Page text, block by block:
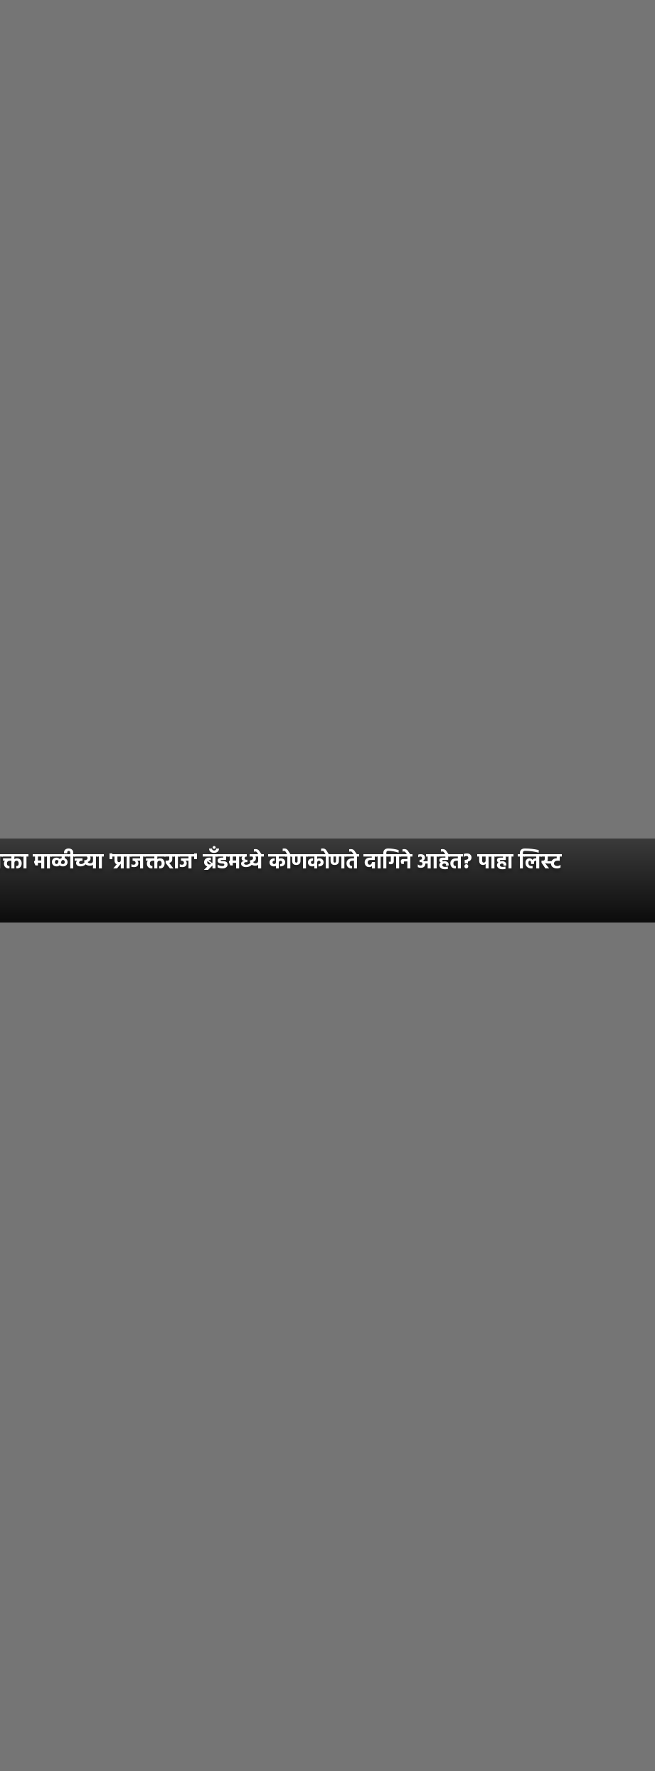
माळीच्या 'प्राजक्तराज' ब्रँडमध्ये कोणकोणते दागिने आहेत? पाहा लिस्ट